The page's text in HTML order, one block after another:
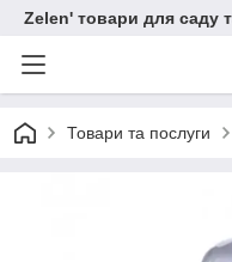
Zelen' товари для саду
Товари та послуги